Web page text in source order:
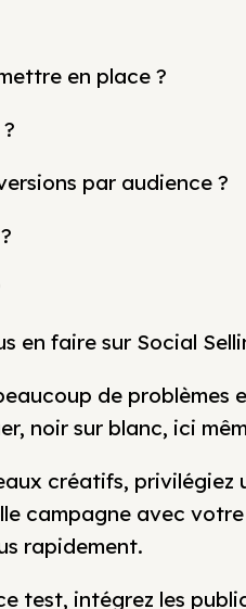
en place ?
par audience ?
en faire sur Social
de problèmes
noir sur blanc, ici
créatifs, privilégiez
campagne avec
rapidement.
test, intégrez les